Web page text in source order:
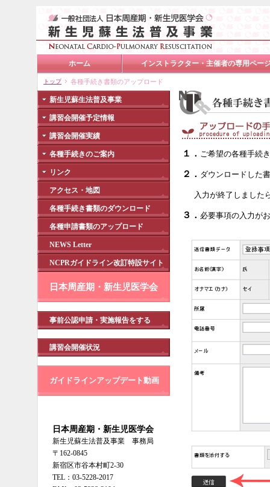
ホーム インストラクター・主催者の専用ペー
トップ 各種手続き書類のアップロード
新生児蘇生法普及事業
講習会開催予定情報
講習会開催実績
各種手続きのご案内
リンク
アクセス・地図
各種手続き書類のダウンロード
各種申請書類のアップロード
NEWS Letter
NCPRガイドライン改訂特設サイト
日本周産期・新生児医学会
事前公認申請・実施報告をする
講習会開催状況
ガイドラインアップデート動画
日本周産期・新生児医学会
新生児蘇生法普及事業 事務局
〒162-0845
新宿区市谷本村町2-30
TEL：03-5228-2017
１． ご希望の各種手続
２． ダウンロードした
入力が終了しました
３． 必要事項の入力が